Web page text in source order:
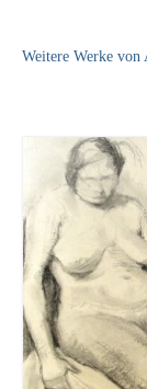
–
Kunst
Weitere Werke